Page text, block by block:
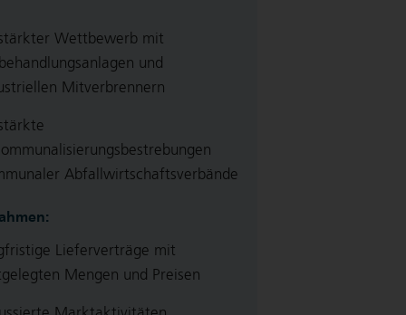
Wettbewerb mit
und
Mitverbrennern
Abfallwirtschaftsverbände
Lieferverträge mit
Mengen und Preisen